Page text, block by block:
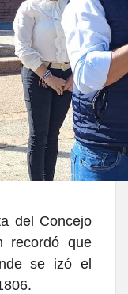
del Concejo
recordó que
se izó el